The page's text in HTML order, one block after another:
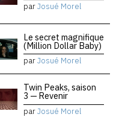
parJosué Morel
Le secret magnifique
(Million Dollar Baby)
parJosué Morel
Twin Peaks, saison
3 — Revenir
parJosué Morel